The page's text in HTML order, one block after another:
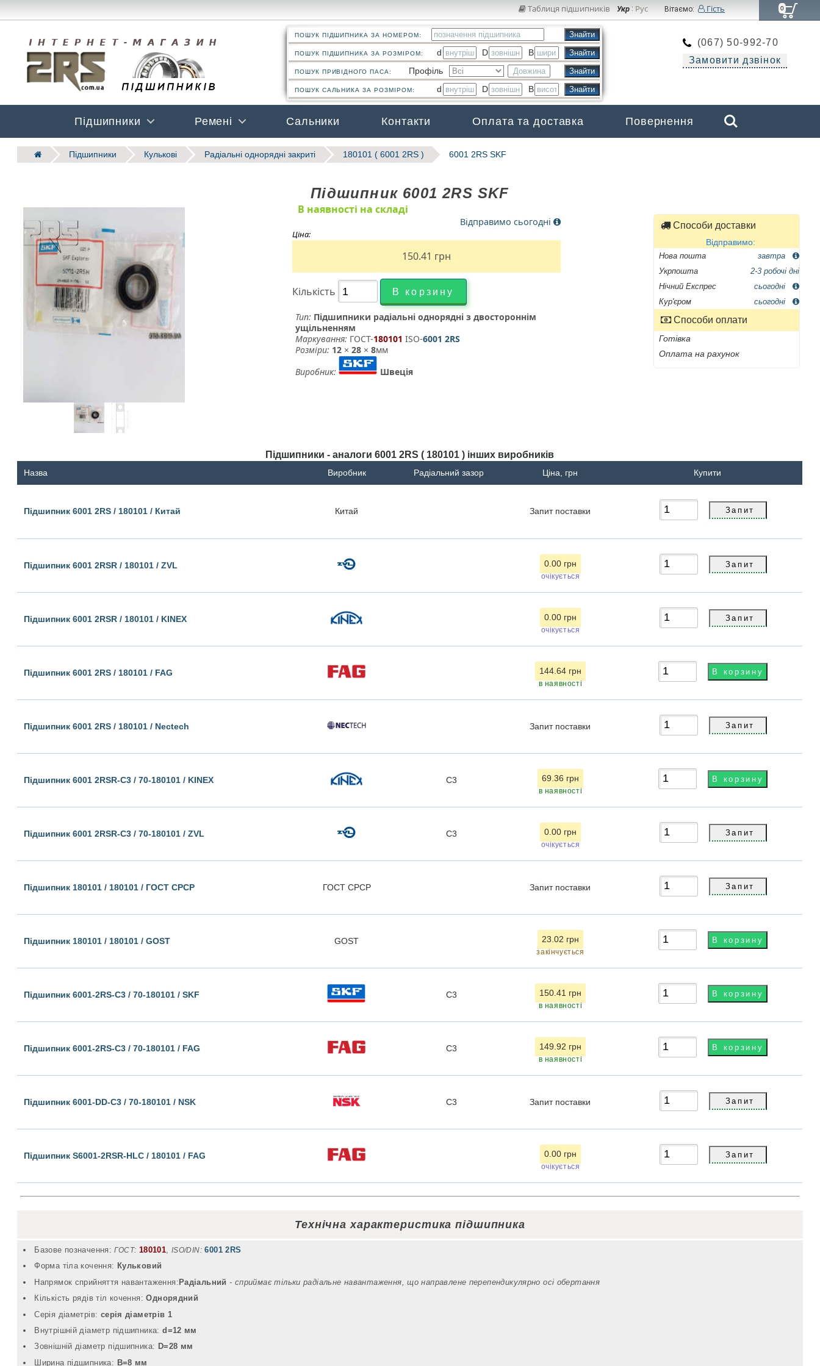
Таблиця підшипників Укр: Рус Вітаємо: Гість
(067) 50-992-70
Замовити дзвінок
ПОШУК ПІДШИПНИКА ЗА НОМЕРОМ:
ПОШУК ПІДШИПНИКА ЗА РОЗМІРОМ: d D B
ПОШУК ПРИВІДНОГО ПАСА: Профіль
ПОШУК САЛЬНИКА ЗА РОЗМІРОМ: d D B
Підшипники Ремені Сальники Контакти Оплата та доставка Повернення
Search
0
Підшипники Кулькові Радіальні однорядні закриті 180101 ( 6001 2RS ) 6001 2RS SKF
Підшипник 6001 2RS SKF
В наявності на складі
Відправимо сьогодні
Ціна:
150.41 грн
Кількість
Тип: Підшипники радіальні однорядні з двостороннім
ущільненням
Маркування: ГОСТ-180101 ­ ISO-6001 2RS
Розміри: 12× 28× 8мм
Виробник:
Швеція
Способи доставки
Відправимо:
Нова пошта
завтра
Укрпошта
2-3 робочі дні
Нічний Експрес
сьогодні
Кур'єром
сьогодні
Способи оплати
Готівка
Оплата на рахунок
Підшипники - аналоги 6001 2RS ( 180101 ) інших виробників
Назва Виробник Радіальний зазор Ціна, грн Купити
Підшипник 6001 2RS / 180101 / Китай Китай Запит поставки
Підшипник 6001 2RSR / 180101 / ZVL 0.00 грн
очікується
Підшипник 6001 2RSR / 180101 / KINEX 0.00 грн
очікується
Підшипник 6001 2RS / 180101 / FAG 144.64 грн
в наявності
Підшипник 6001 2RS / 180101 / Nectech Запит поставки
Підшипник 6001 2RSR-C3 / 70-180101 / KINEX C3 69.36 грн
в наявності
Підшипник 6001 2RSR-C3 / 70-180101 / ZVL C3 0.00 грн
очікується
Підшипник 180101 / 180101 / ГОСТ СРСР ГОСТ СРСР Запит поставки
Підшипник 180101 / 180101 / GOST GOST 23.02 грн
закінчується
Підшипник 6001-2RS-C3 / 70-180101 / SKF C3 150.41 грн
в наявності
Підшипник 6001-2RS-С3 / 70-180101 / FAG C3 149.92 грн
в наявності
Підшипник 6001-DD-C3 / 70-180101 / NSK C3 Запит поставки
Підшипник S6001-2RSR-HLC / 180101 / FAG 0.00 грн
очікується
Технічна характеристика підшипника
Базове позначення: ГОСТ: 180101, ISO/DIN: 6001 2RS
Форма тіла кочення: Кульковий
Напрямок сприйняття навантаження: Радіальний - cприймає тільки радіальне навантаження, що направлене перепендикулярно осі обертання
Кількість рядів тіл кочення:Однорядний
Серія діаметрів: серія діаметрів 1
Внутрішній діаметр підшипника:d=12 мм
Зовнішній діаметр підшипника: D=28 мм
Ширина підшипника: B=8 мм